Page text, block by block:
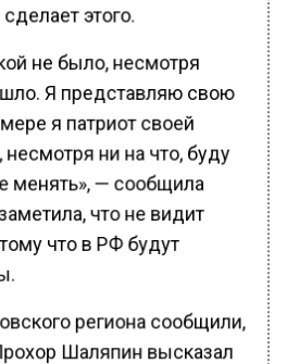
этого.
не было, несмотря
Я представляю свою
я патриот своей
ни на что, буду
менять», — сообщила
что не видит
что в РФ будут
региона сообщили,
Шаляпин высказал